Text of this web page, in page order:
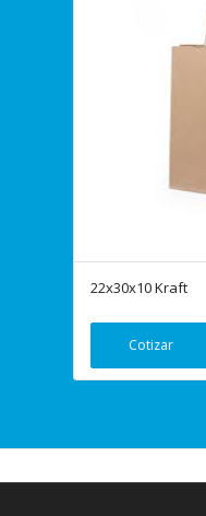
22x30x10 Kraft
Cotizar